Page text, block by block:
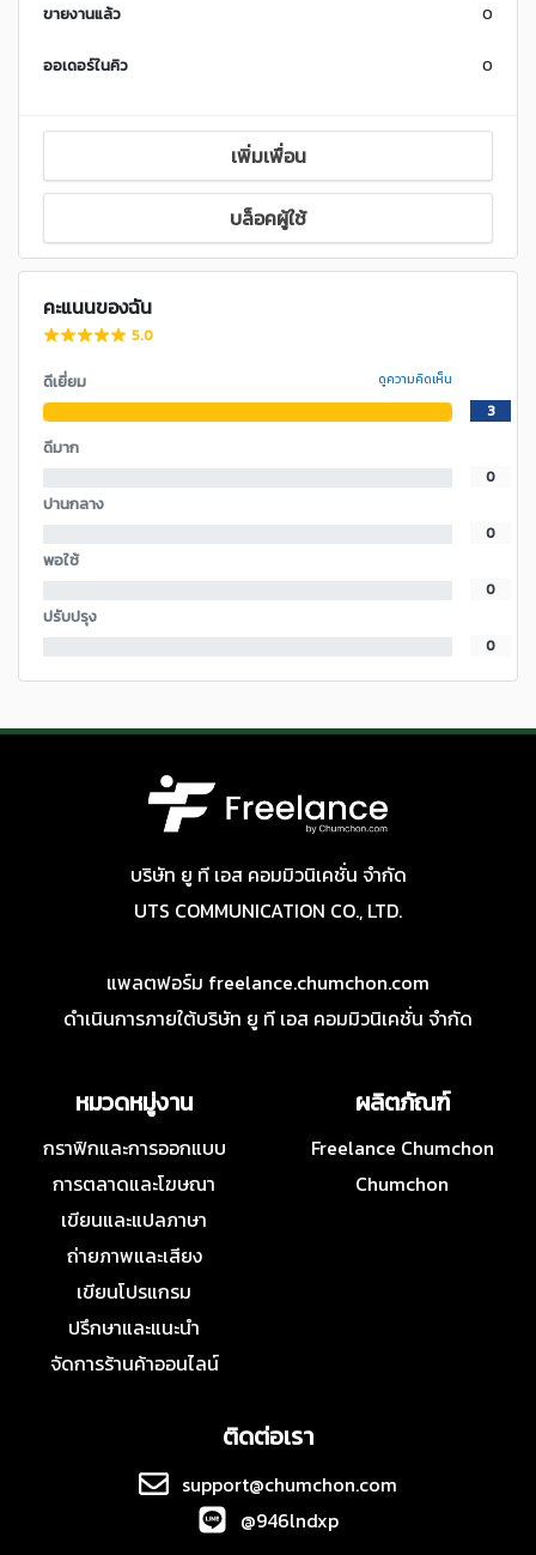
ขายงานแล้ว 0
ออเดอร์ในคิว 0
เพิ่มเพื่อน
บล็อคผู้ใช้
คะแนนของฉัน
5.0
ดีเยี่ยม ดูความคิดเห็น
3
ดีมาก
0
ปานกลาง
0
พอใช้
0
ปรับปรุง
0
บริษัท ยู ที เอส คอมมิวนิเคชั่น จำกัด
UTS COMMUNICATION CO., LTD.
แพลตฟอร์ม freelance.chumchon.com
ดำเนินการภายใต้บริษัท ยู ที เอส คอมมิวนิเคชั่น จำกัด
หมวดหมู่งาน
กราฟิกและการออกแบบ
การตลาดและโฆษณา
เขียนและแปลภาษา
ถ่ายภาพและเสียง
เขียนโปรแกรม
ปรึกษาและแนะนำ
จัดการร้านค้าออนไลน์
ผลิตภัณฑ์
Freelance Chumchon
Chumchon
ติดต่อเรา
support@chumchon.com
@946lndxp